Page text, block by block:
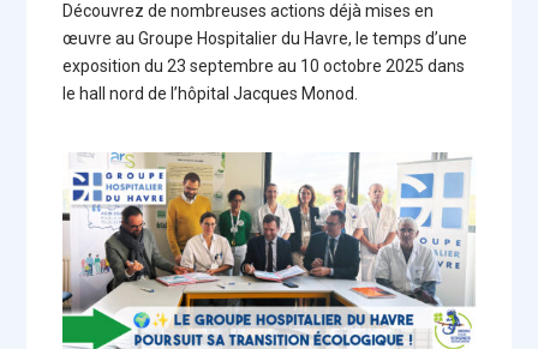
Découvrez de nombreuses actions déjà mises en
œuvre au Groupe Hospitalier du Havre, le temps d’une
exposition du 23 septembre au 10 octobre 2025 dans
le hall nord de l’hôpital Jacques Monod.